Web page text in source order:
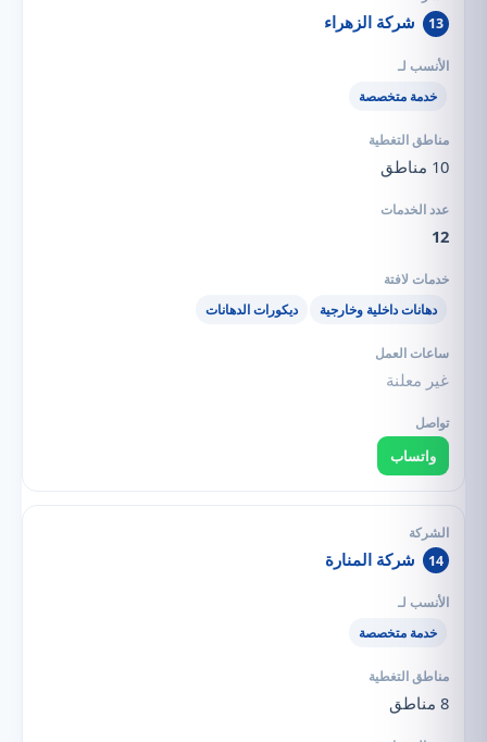
13 شركة الزهراء
خدمة متخصصة
10 مناطق
12
دهانات داخلية وخارجية ديكورات الدهانات
غير معلنة
واتساب
14 شركة المنارة
خدمة متخصصة
8 مناطق